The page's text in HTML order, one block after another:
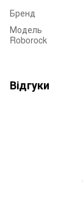
Бренд
Модель
Roborock
Відгуки